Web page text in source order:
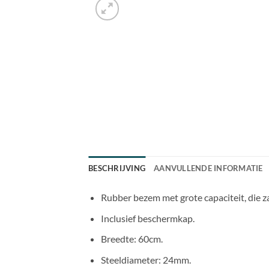
BESCHRIJVING AANVULLENDE INFORMATIE
Rubber bezem met grote capaciteit, die
Inclusief beschermkap.
Breedte: 60cm.
Steeldiameter: 24mm.